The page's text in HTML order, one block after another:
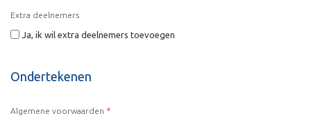
Extra deelnemers
Ja, ik wil extra deelnemers toevoegen
Ondertekenen
Algemene voorwaarden *